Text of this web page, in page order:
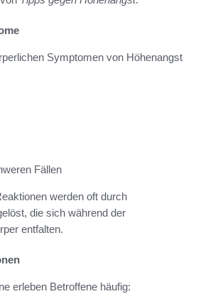
Symptomen von Höhenangst
Fällen
werden oft durch
die sich während der
entfalten.
erleben Betroffene häufig: